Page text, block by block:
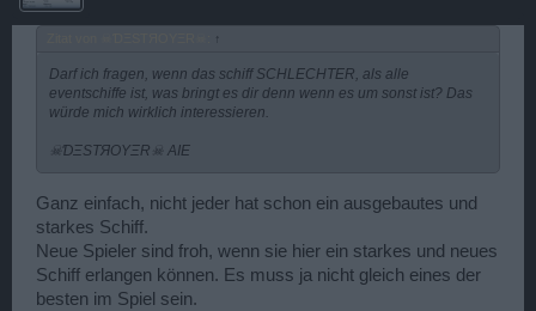
↑
Darf ich fragen, wenn das schiff SCHLECHTER, als alle
eventschiffe ist, was bringt es dir denn wenn es um sonst ist? Das
würde mich wirklich interessieren.
☠ƊΞSTЯOYΞR☠ AIE
Ganz einfach, nicht jeder hat schon ein ausgebautes und
starkes Schiff.
Neue Spieler sind froh, wenn sie hier ein starkes und neues
Schiff erlangen können. Es muss ja nicht gleich eines der
besten im Spiel sein.